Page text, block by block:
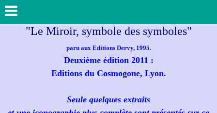
"Le Miroir, symbole des symboles"
paru aux Editions Dervy, 1995.
Deuxième édition 2011 :
Editions du Cosmogone, Lyon.
Seule quelques extraits